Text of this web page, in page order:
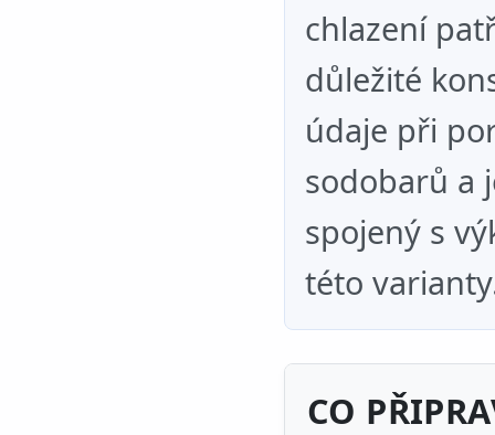
chlazení
důležité
údaje při
sodobarů a
spojený s
této
CO